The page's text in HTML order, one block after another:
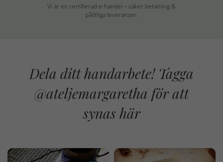
Vi är en certifierad e-handel – säker betalning &
pålitliga leveranser.
Dela ditt handarbete! Tagga
@ateljemargaretha för att
synas här